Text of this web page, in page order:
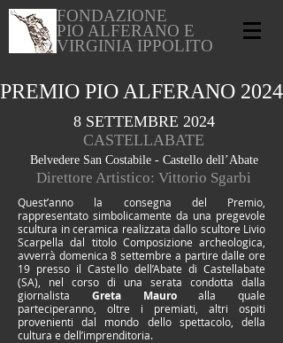
FONDAZIONE
PIO ALFERANO E
VIRGINIA IPPOLITO
PREMIO PIO ALFERANO 2024
8 SETTEMBRE 2024
CASTELLABATE
Belvedere San Costabile - Castello dell’Abate
Direttore Artistico: Vittorio Sgarbi
Quest’anno la consegna del Premio,
rappresentato simbolicamente da una pregevole
scultura in ceramica realizzata dallo scultore Livio
Scarpella dal titolo Composizione archeologica,
avverrà domenica 8 settembre a partire dalle ore
19 presso il Castello dell’Abate di Castellabate
(SA), nel corso di una serata condotta dalla
giornalista Greta Mauroalla quale
parteciperanno, oltre i premiati, altri ospiti
provenienti dal mondo dello spettacolo, della
cultura e dell’imprenditoria.